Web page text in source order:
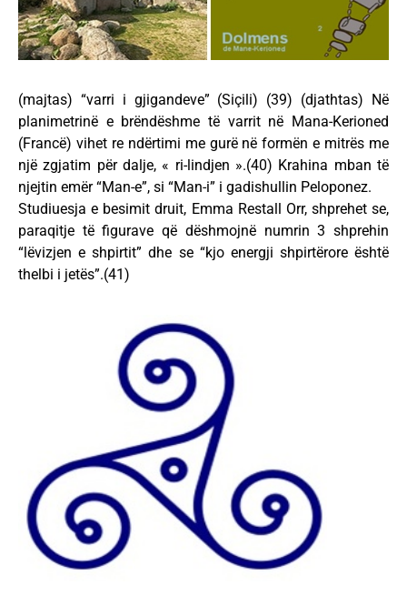
(majtas) “varri i gjigandeve” (Siçili) (39) (djathtas) Në
planimetrinë e brëndëshme të varrit në Mana-Kerioned
(Francë) vihet re ndërtimi me gurë në formën e mitrës me
një zgjatim për dalje, « ri-lindjen ».(40) Krahina mban të
njejtin emër “Man-e”, si “Man-i” i gadishullin Peloponez.
Studiuesja e besimit druit, Emma Restall Orr, shprehet se,
paraqitje të figurave që dëshmojnë numrin 3 shprehin
“lëvizjen e shpirtit” dhe se “kjo energji shpirtërore është
thelbi i jetës”.(41)